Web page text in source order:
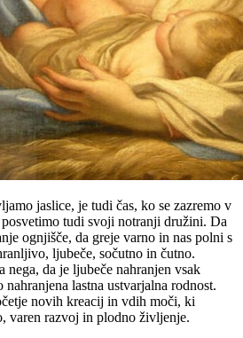
jaslice, je tudi čas, ko se zazremo v
tudi svoji notranji družini. Da
ognjišče, da greje varno in nas polni s
ljubeče, sočutno in čutno.
nega, da je ljubeče nahranjen vsak
lastna ustvarjalna rodnost.
novih kreacij in vdih moči, ki
varen razvoj in plodno življenje.